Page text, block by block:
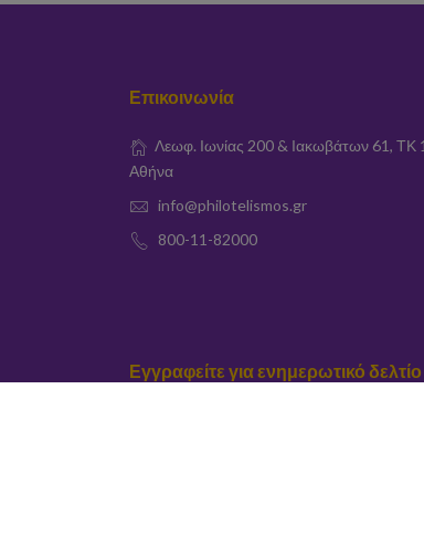
Επικοινωνία
Λεωφ. Ιωνίας 200 & Ιακωβάτων 61, ΤΚ
Αθήνα
info@philotelismos.gr
800-11-82000
Εγγραφείτε για ενημερωτικό δελτίο